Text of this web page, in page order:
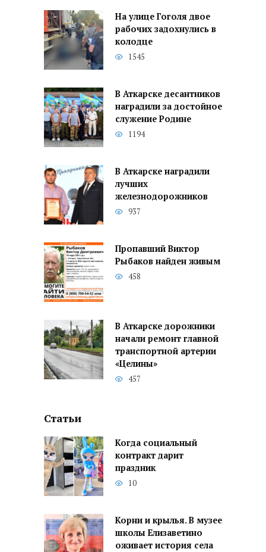
На улице Гоголя двое
рабочих задохнулись в
колодце
1545
В Аткарске десантников
наградили за достойное
служение Родине
1194
В Аткарске наградили
лучших
железнодорожников
937
Пропавший Виктор
Рыбаков найден живым
458
В Аткарске дорожники
начали ремонт главной
транспортной артерии
«Целины»
457
Статьи
Когда социальный
контракт дарит
праздник
10
Корни и крылья. В музее
школы Елизаветино
оживает история села